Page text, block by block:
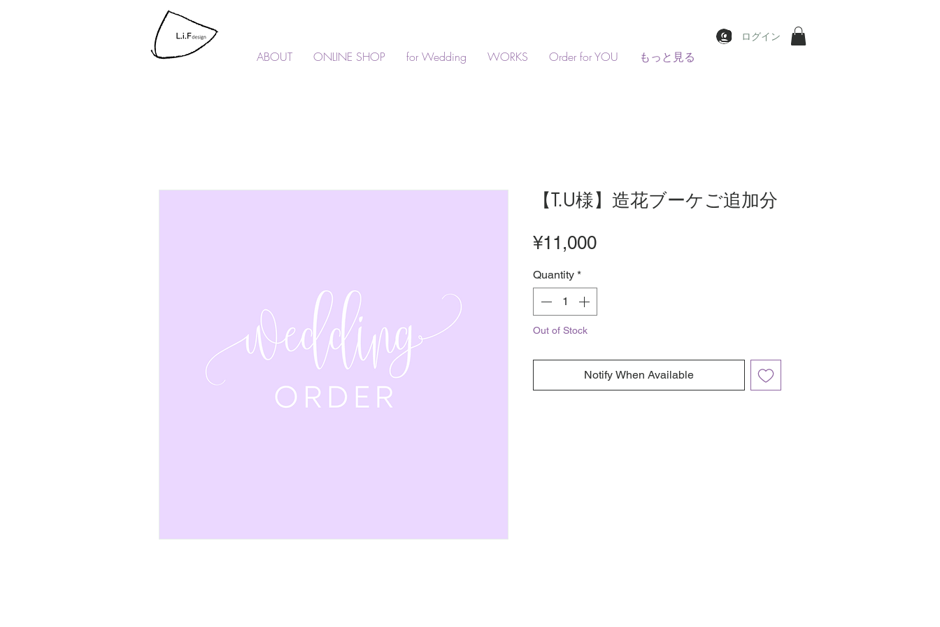
ABOUT ONLINE SHOP for Wedding WORKS Order for YOU もっと見る
ログイン
【T.U様】造花ブーケご追加分
¥11,000Price
Quantity *
Out of Stock
Notify When Available